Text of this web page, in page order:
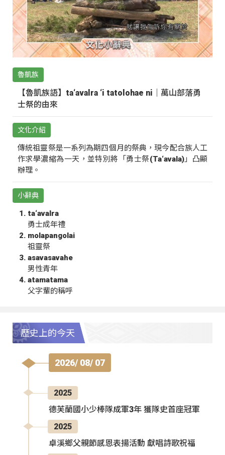
魯凱族
【魯凱族語】ta‘avalra ‘i tatolohae ni｜萬山部落勇
士祭的由來
文化介紹
傳統祖靈祭是一系列為期四個月的祭典，現今配合族人工
作求學濃縮為一天，並特別將「勇士祭(Ta‘avala)」凸顯
辦理。
小辭典
ta‘avalra
勇士成年禮
molapangolai
祖靈祭
asavasavahe
男性青年
atamatama
父字輩的稱呼
歷史上的今天
2026/ 08/ 07
2025
德芙蘭國小少棒隊成軍3年 獲隊史首座冠軍
2025
卓溪鄉父親節感恩表揚活動 獻唱詩歌祝福